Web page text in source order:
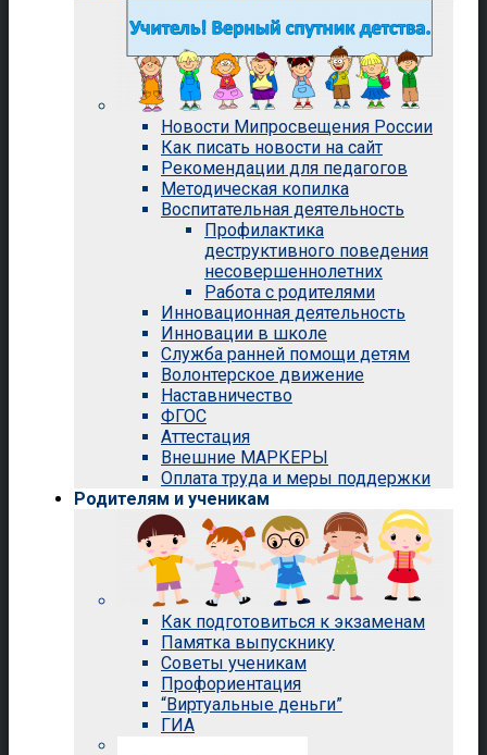
Новости Мипросвещения России
Как писать новости на сайт
Рекомендации для педагогов
Методическая копилка
Воспитательная деятельность
Профилактика
деструктивного поведения
несовершеннолетних
Работа с родителями
Инновационная деятельность
Инновации в школе
Служба ранней помощи детям
Волонтерское движение
Наставничество
ФГОС
Аттестация
Внешние МАРКЕРЫ
Оплата труда и меры поддержки
Родителям и ученикам
Как подготовиться к экзаменам
Памятка выпускнику
Советы ученикам
Профориентация
“Виртуальные деньги”
ГИА